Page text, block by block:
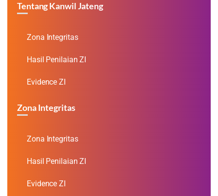
Tentang Kanwil Jateng
Zona Integritas
Hasil Penilaian ZI
Evidence ZI
Zona Integritas
Zona Integritas
Hasil Penilaian ZI
Evidence ZI